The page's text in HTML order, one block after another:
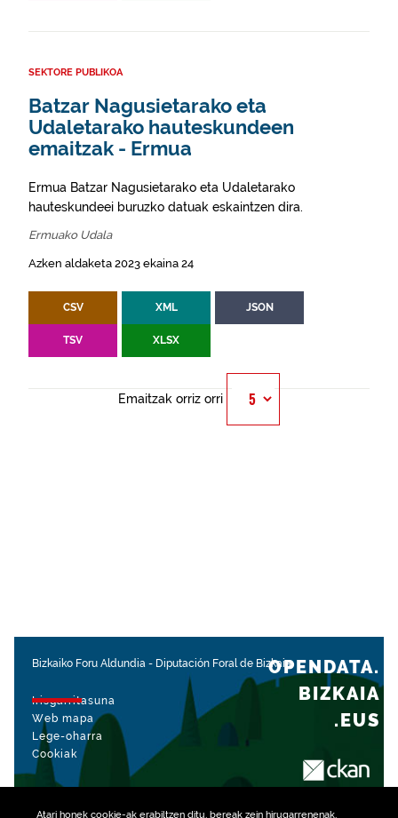
Atari honek cookie-ak erabiltzen ditu, bereak zein hirugarrenenak,
SEKTORE PUBLIKOA
Batzar Nagusietarako eta
Udaletarako hauteskundeen
emaitzak - Ermua
Ermua Batzar Nagusietarako eta Udaletarako
hauteskundeei buruzko datuak eskaintzen dira.
Ermuako Udala
Azken aldaketa 2023 ekaina 24
CSV XML JSON
TSV XLSX
Emaitzak orriz orri
Bizkaiko Foru Aldundia - Diputación Foral de Bizkaia
Irisgarritasuna
Web mapa
Lege-oharra
Cookiak
OPENDATA.
BIZKAIA
.EUS